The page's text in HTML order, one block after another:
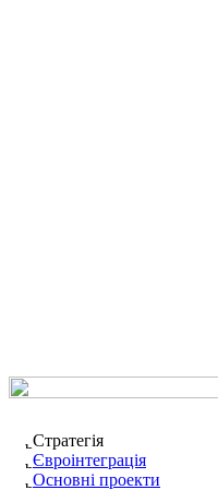
Стратегія
Євроінтеграція
Основні проекти